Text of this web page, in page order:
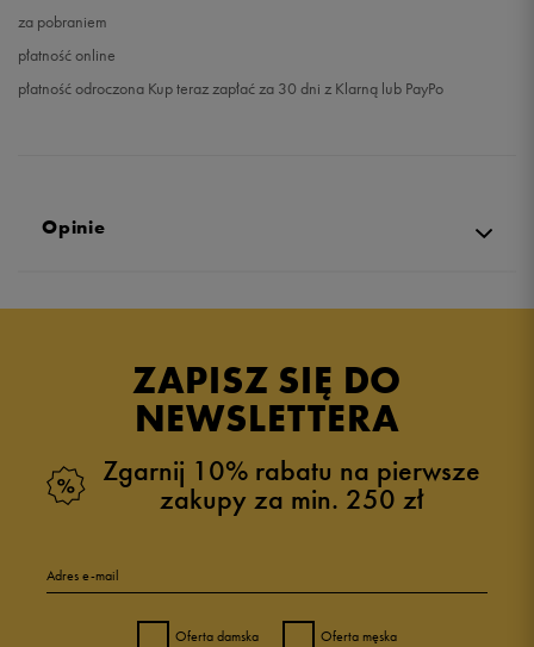
za pobraniem
płatność online
płatność odroczona Kup teraz zapłać za 30 dni z Klarną lub PayPo
Opinie
ZAPISZ SIĘ DO
NEWSLETTERA
Zgarnij 10% rabatu na pierwsze
zakupy za min. 250 zł
Adres e-mail
Oferta damska Oferta męska